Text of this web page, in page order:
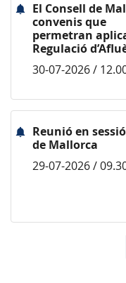
El Consell de
convenis que
permetran
Regulació
30-07-2026 /
Reunió en
de Mallorca
29-07-2026 /